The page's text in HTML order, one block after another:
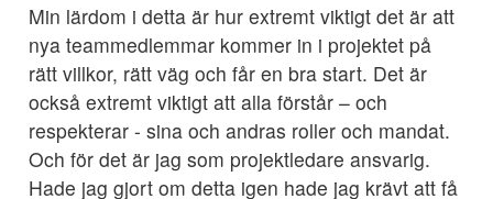
Min lärdom i detta är hur extremt viktigt det är att
nya teammedlemmar kommer in i projektet på
rätt villkor, rätt väg och får en bra start. Det är
också extremt viktigt att alla förstår – och
respekterar - sina och andras roller och mandat.
Och för det är jag som projektledare ansvarig.
Hade jag gjort om detta igen hade jag krävt att få